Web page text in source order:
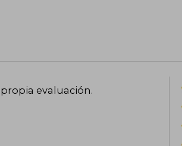
evaluación.